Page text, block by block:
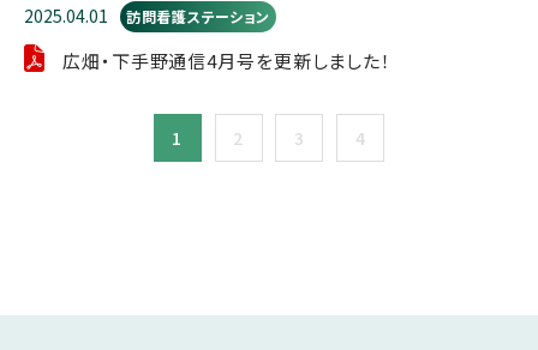
2025.04.01 訪問看護ステーション
広畑・下手野通信4月号を更新しました！
1 2 3 4